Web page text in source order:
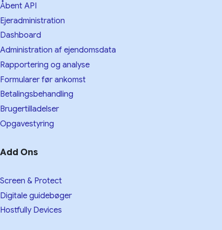
Åbent API
Ejeradministration
Dashboard
Administration af ejendomsdata
Rapportering og analyse
Formularer før ankomst
Betalingsbehandling
Brugertilladelser
Opgavestyring
Add Ons
Screen & Protect
Digitale guidebøger
Hostfully Devices